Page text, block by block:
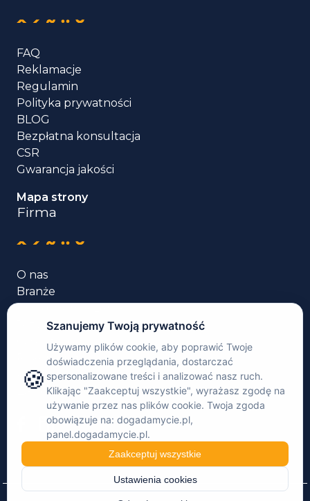
FAQ
Reklamacje
Regulamin
Polityka prywatności
BLOG
Bezpłatna konsultacja
CSR
Gwarancja jakości
Mapa strony
Firma
O nas
Branże
Języki
Case studies
Rekomendacje
Kontakt
Zaloguj się